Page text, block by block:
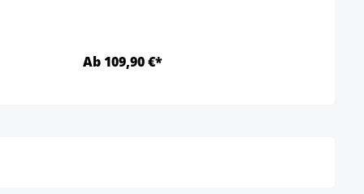
Ab 109,90 €*